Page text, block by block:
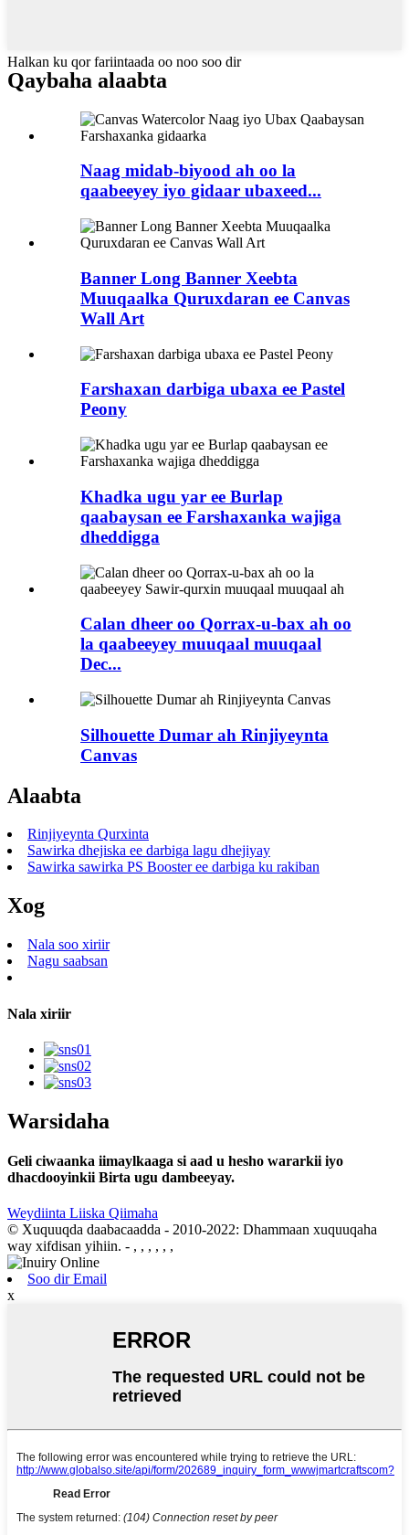
Halkan ku qor fariintaada oo noo soo dir
Qaybaha alaabta
Naag midab-biyood ah oo la
qaabeeyey iyo gidaar ubaxeed...
Banner Long Banner Xeebta
Muuqaalka Quruxdaran ee Canvas
Wall Art
Farshaxan darbiga ubaxa ee Pastel
Peony
Khadka ugu yar ee Burlap
qaabaysan ee Farshaxanka wajiga
dheddigga
Calan dheer oo Qorrax-u-bax ah oo
la qaabeeyey muuqaal muuqaal
Dec...
Silhouette Dumar ah Rinjiyeynta
Canvas
Alaabta
Rinjiyeynta Qurxinta
Sawirka dhejiska ee darbiga lagu dhejiyay
Sawirka sawirka PS Booster ee darbiga ku rakiban
Xog
Nala soo xiriir
Nagu saabsan
Nala xiriir
Warsidaha
Geli ciwaanka iimaylkaaga si aad u hesho wararkii iyo
dhacdooyinkii Birta ugu dambeeyay.
Weydiinta Liiska Qiimaha
© Xuquuqda daabacaadda - 2010-2022: Dhammaan xuquuqaha
way xifdisan yihiin. - , , , , , ,
Soo dir Email
x